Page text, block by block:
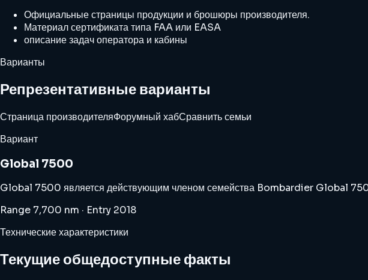
Официальные страницы продукции и брошюры производителя.
Материал сертификата типа FAA или EASA
описание задач оператора и кабины
Варианты
Репрезентативные варианты
Страница производителяФорумный хабСравнить семьи
Вариант
Global 7500
Global 7500 является действующим членом семейства Bombardier Global
Range 7,700 nm · Entry 2018
Технические характеристики
Текущие общедоступные факты